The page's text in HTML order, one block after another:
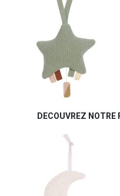
DECOUVREZ NOTRE